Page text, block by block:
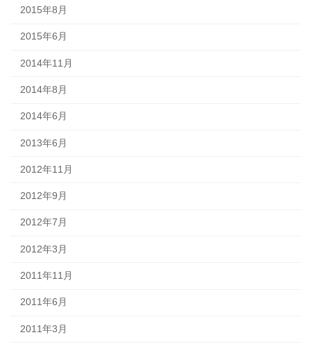
2015年8月
2015年6月
2014年11月
2014年8月
2014年6月
2013年6月
2012年11月
2012年9月
2012年7月
2012年3月
2011年11月
2011年6月
2011年3月